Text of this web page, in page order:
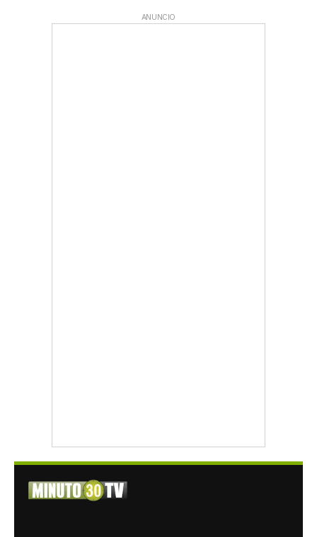
ANUNCIO